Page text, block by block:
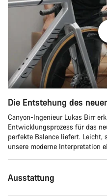
Die Entstehung des
Canyon-Ingenieur Lukas Birr
Entwicklungsprozess für das
perfekte Balance liefert. Leicht,
unsere moderne Interpretation
Ausstattung